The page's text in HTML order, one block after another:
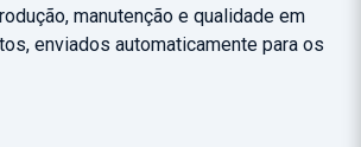
manutenção e qualidade em
enviados automaticamente para os